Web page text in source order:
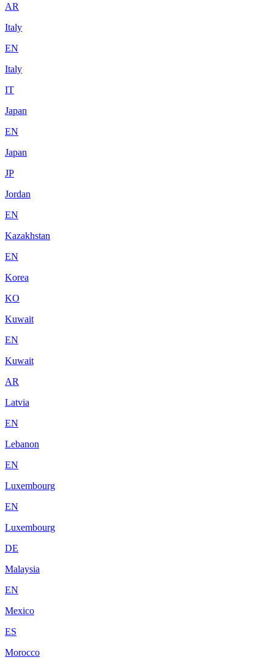
AR
Italy
EN
Italy
IT
Japan
EN
Japan
JP
Jordan
EN
Kazakhstan
EN
Korea
KO
Kuwait
EN
Kuwait
AR
Latvia
EN
Lebanon
EN
Luxembourg
EN
Luxembourg
DE
Malaysia
EN
Mexico
ES
Morocco